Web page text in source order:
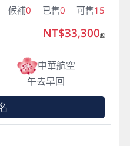
候補0 已售0 可售15
中華航空
午去早回
NT$33,300起